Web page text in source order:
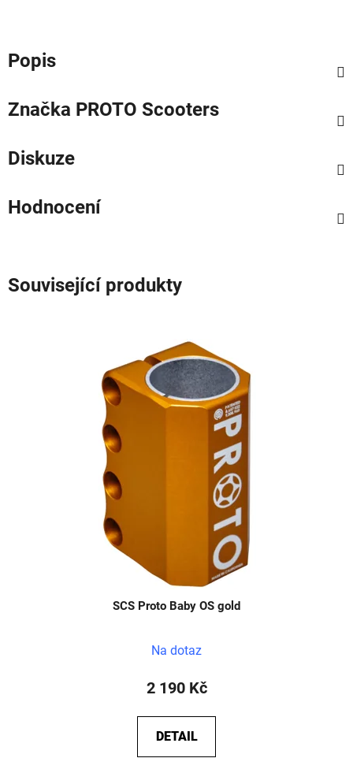
Popis
Značka PROTO Scooters
Diskuze
Hodnocení
Související produkty
SCS Proto Baby OS gold
Na dotaz
2 190 Kč
DETAIL